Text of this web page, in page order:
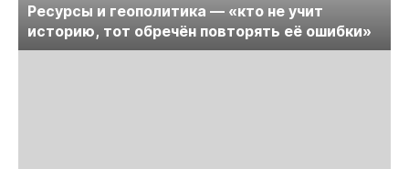
Ресурсы и геополитика — «кто не учит
историю, тот обречён повторять её ошибки»